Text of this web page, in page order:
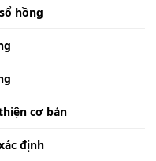
hồng
cơ bản
định